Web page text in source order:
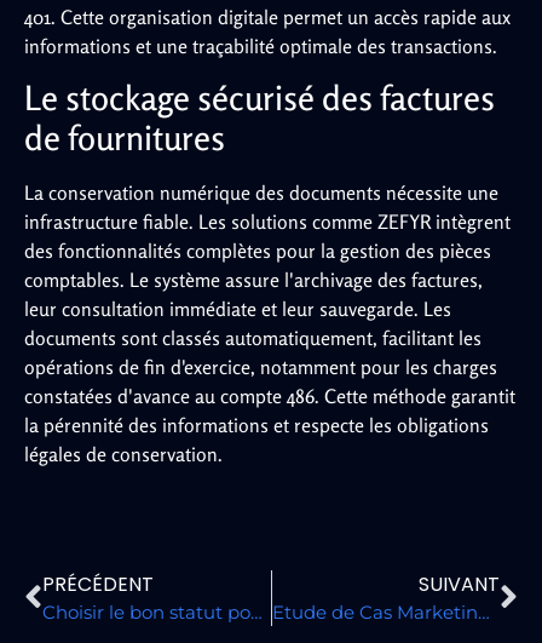
401. Cette organisation digitale permet un accès rapide aux
informations et une traçabilité optimale des transactions.
Le stockage sécurisé des factures
de fournitures
La conservation numérique des documents nécessite une
infrastructure fiable. Les solutions comme ZEFYR intègrent
des fonctionnalités complètes pour la gestion des pièces
comptables. Le système assure l'archivage des factures,
leur consultation immédiate et leur sauvegarde. Les
documents sont classés automatiquement, facilitant les
opérations de fin d'exercice, notamment pour les charges
constatées d'avance au compte 486. Cette méthode garantit
la pérennité des informations et respecte les obligations
légales de conservation.
PRÉCÉDENT
Choisir le bon statut pour créer son entreprise en France
SUIVANT
Etude de Cas Marketing : Les Secrets d’une Diffusion Réussie sur Tous les Médias